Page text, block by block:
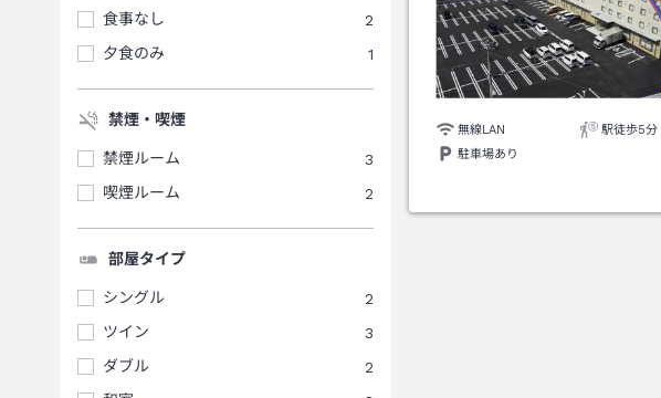
食事なし
2
夕食のみ
1
禁煙・喫煙
禁煙ルーム
3
喫煙ルーム
2
部屋タイプ
シングル
2
ツイン
3
ダブル
2
無線LAN
駅徒歩5分
駐車場あり